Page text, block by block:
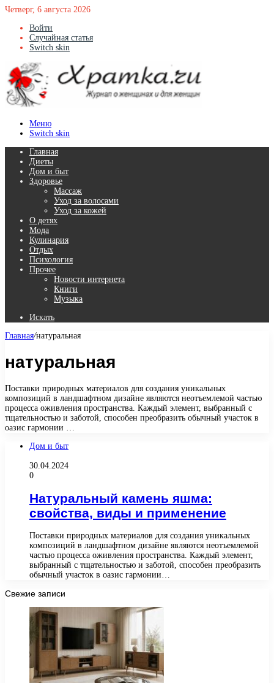
Четверг, 6 августа 2026
Войти
Случайная статья
Switch skin
Меню
Switch skin
Главная
Диеты
Дом и быт
Здоровье
Массаж
Уход за волосами
Уход за кожей
О детях
Мода
Кулинария
Отдых
Психология
Прочее
Новости интернета
Книги
Музыка
Искать
Главная/натуральная
натуральная
Поставки природных материалов для создания уникальных
композиций в ландшафтном дизайне являются неотъемлемой частью
процесса оживления пространства. Каждый элемент, выбранный с
тщательностью и заботой, способен преобразить обычный участок в
оазис гармонии …
Дом и быт
30.04.2024
0
Натуральный камень яшма:
свойства, виды и применение
Поставки природных материалов для создания уникальных
композиций в ландшафтном дизайне являются неотъемлемой
частью процесса оживления пространства. Каждый элемент,
выбранный с тщательностью и заботой, способен преобразить
обычный участок в оазис гармонии…
Свежие записи